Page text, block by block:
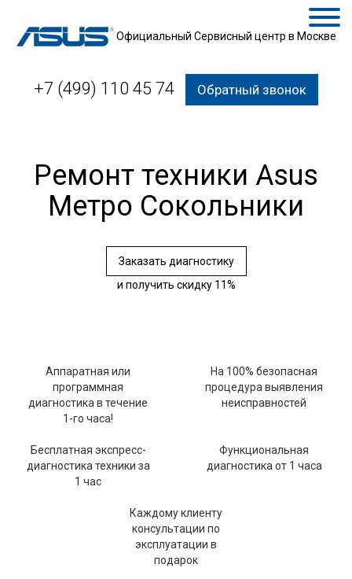
Официальный Сервисный центр в Москве
+7 (499) 110 45 74 Обратный звонок
Ремонт техники Asus
Метро Сокольники
Заказать диагностику
и получить скидку 11%
Аппаратная или
программная
диагностика в течение
1-го часа!
На 100% безопасная
процедура выявления
неисправностей
Бесплатная экспресс-
диагностика техники за
1 час
Функциональная
диагностика от 1 часа
Каждому клиенту
консультации по
эксплуатации в
подарок